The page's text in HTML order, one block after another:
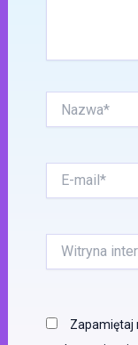
mail*
internetowa
Zapamiętaj